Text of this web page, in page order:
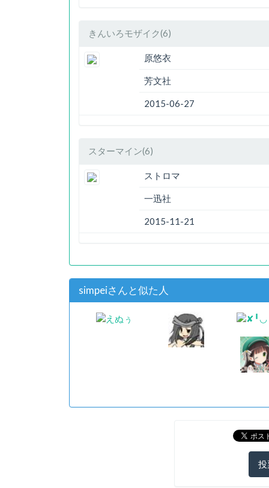
きんいろモザイク(6)
原悠衣
芳文社
2015-06-27
スターマイン(6)
ストロマ
一迅社
2015-11-21
simpeiさんと似た人
投